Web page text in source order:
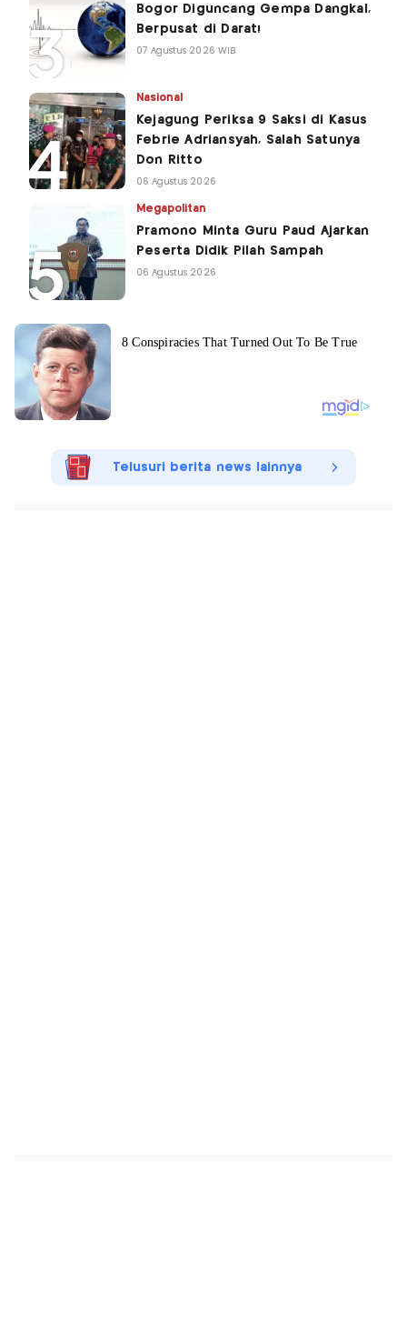
Bogor Diguncang Gempa Dangkal,
Berpusat di Darat!
07 Agustus 2026 WIB
Nasional
Kejagung Periksa 9 Saksi di Kasus
Febrie Adriansyah, Salah Satunya
Don Ritto
06 Agustus 2026
Megapolitan
Pramono Minta Guru Paud Ajarkan
Peserta Didik Pilah Sampah
06 Agustus 2026
Telusuri berita news lainnya